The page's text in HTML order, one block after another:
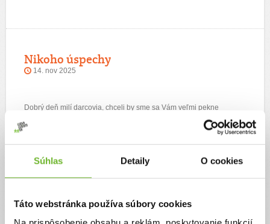
Súhlas Detaily O cookies
Táto webstránka používa súbory cookies
Nikoho úspechy
14. nov 2025
Dobrý deň milí darcovia, chceli by sme sa Vám veľmi pekne
znamená. Ďakujeme. Posledné dni je Niki nezvyčajne kľudný (na
jeho pomery). Nekričí toľko, aj sa menej kúše... ale pre zmenu si
si previnilo zakrýva zahanbene tvár. Pre nás je to ako zázrak. Ešte
raz veľmi pekne ďakujeme.